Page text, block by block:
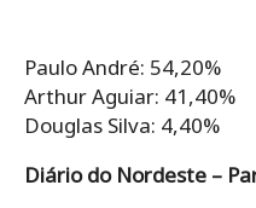
Paulo André: 54,20%
Arthur Aguiar: 41,40%
Douglas Silva: 4,40%
Diário do Nordeste –